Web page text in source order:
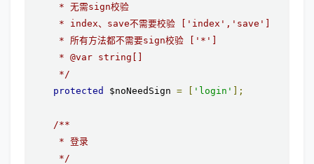
     * 无需sign校验
     * index、save不需要校验 ['index','save']
     * 所有方法都不需要sign校验 ['*']
     * @var string[]
     */
protected
$noNeedSign = [ 'login' ];
/**
     * 登录
     */